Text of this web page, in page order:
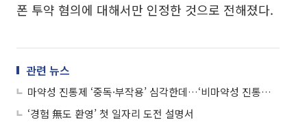
폰 투약 혐의에 대해서만 인정한 것으로 전해졌다.
관련 뉴스
마약성 진통제 ‘중독·부작용’ 심각한데…‘비마약성 진통제’ 대안 언제쯤
‘경험 無도 환영’ 첫 일자리 도전 설명서